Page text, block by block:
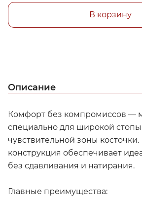
В корзину
Описание
Комфорт без компромиссов —
специально для широкой
чувствительной зоны
конструкция обеспечивает
без сдавливания и натирания.
Главные преимущества: